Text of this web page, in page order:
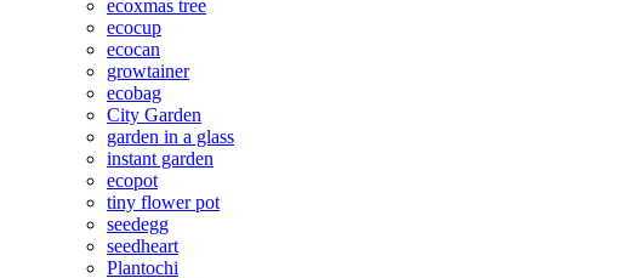
ecoxmas tree
ecocup
ecocan
growtainer
ecobag
City Garden
garden in a glass
instant garden
ecopot
tiny flower pot
seedegg
seedheart
Plantochi